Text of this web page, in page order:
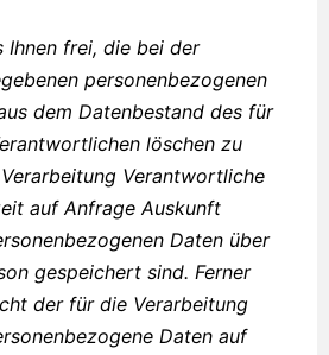
Ihnen frei, die bei der
personenbezogenen
dem Datenbestand des für
löschen zu
Verantwortliche
auf Anfrage Auskunft
Daten über
gespeichert sind. Ferner
der für die Verarbeitung
Daten auf